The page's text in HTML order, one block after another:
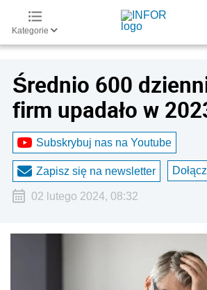
Kategorie
Średnio 600
firm upadało w
Subskrybuj nas na Youtube
Zapisz się na newsletter
02 lutego 2024, 08:32